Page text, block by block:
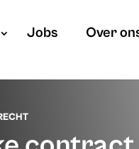
Jobs Over